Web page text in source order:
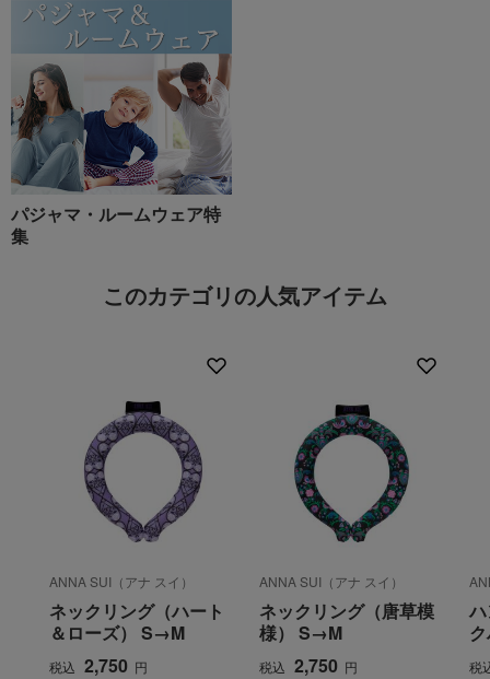
パジャマ・ルームウェア特
集
このカテゴリの人気アイテム
ANNA SUI（アナ スイ）
ネックリング（ハート
＆ローズ） S→M
税込 2,750 円
ANNA SUI（アナ スイ）
ネックリング（唐草模
様） S→M
税込 2,750 円 税